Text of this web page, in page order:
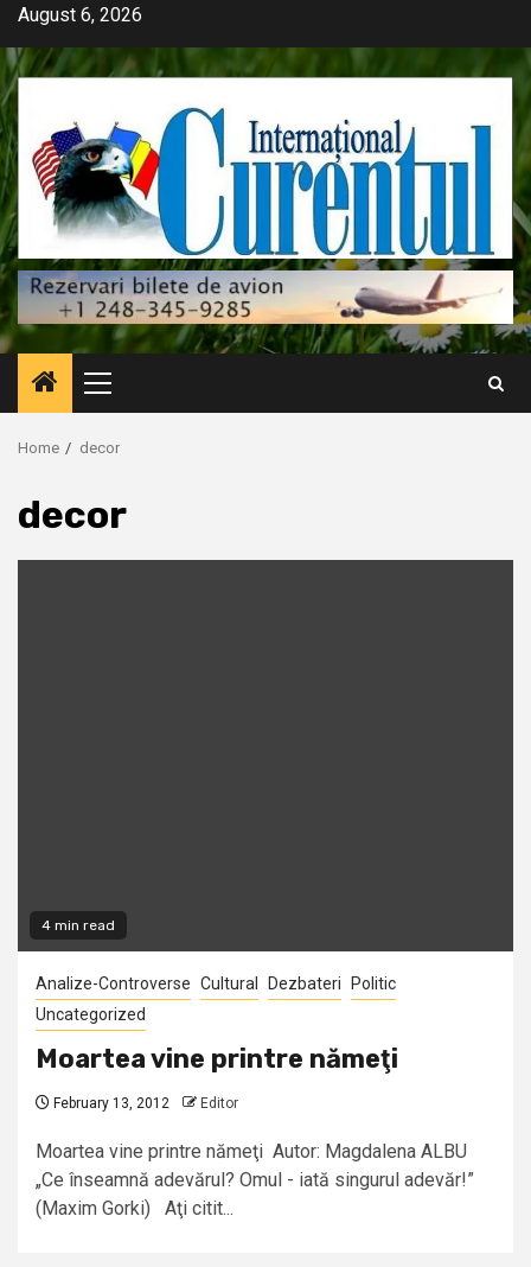
Skip
content
August 6, 2026
Primary
Menu
Home decor
decor
4 min read
Analize-Controverse Cultural Dezbateri
Politic
Uncategorized
Moartea vine printre nămeţi
February 13, 2012 Editor
Moartea vine printre nămeţi Autor: Magdalena ALBU
„Ce înseamnă adevărul? Omul - iată singurul adevăr!”
(Maxim Gorki) Aţi citit...